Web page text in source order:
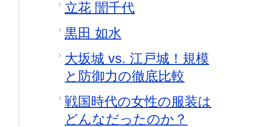
立花 誾千代
黒田 如水
大坂城 vs. 江戸城！規模
と防御力の徹底比較
戦国時代の女性の服装は
どんなだったのか？